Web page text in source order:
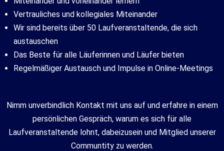
Vertrauliches und kollegiales Miteinander
Wir sind bereits über 50 Laufveranstaltende, die sich
austauschen
Das Beste für alle Läuferinnen und Läufer bieten
Regelmäßiger Austausch und Impulse in Online-Meetings
Nimm unverbindlich Kontakt mit uns auf und erfahre in einem
persönlichen Gespräch, warum es sich für alle
Laufveranstaltende lohnt, dabeizusein und Mitglied unserer
Communtity zu werden.